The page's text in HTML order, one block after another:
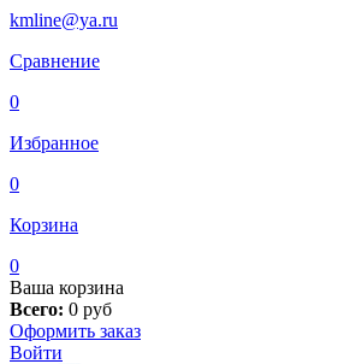
kmline@ya.ru
Сравнение
0
Избранное
0
Корзина
0
Ваша корзина
Всего: 0 руб
Оформить заказ
Войти